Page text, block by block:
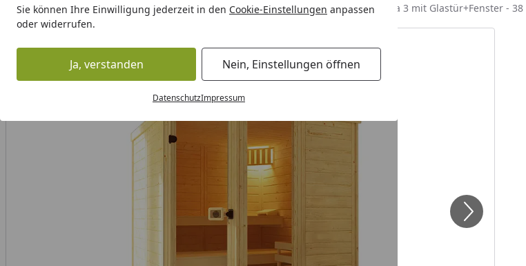
Sie können Ihre Einwilligung jederzeit in den Cookie-Einstellungen anpassen
oder widerrufen.
Ja, verstanden Nein, Einstellungen öffnen
DatenschutzImpressum
Startseite
Wellness Sauna Elementbauweise Weka Massivholz-Elementsauna Laukkala 3 mit Glastür+Fenster -